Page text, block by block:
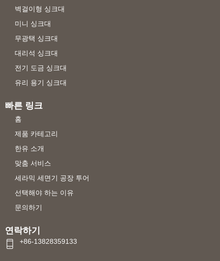
벽걸이형 싱크대
미니 싱크대
무광택 싱크대
대리석 싱크대
전기 도금 싱크대
유리 용기 싱크대
빠른 링크
홈
제품 카테고리
한유 소개
맞춤 서비스
세라믹 세면기 공장 투어
선택해야 하는 이유
문의하기
연락하기
+86-13828359133